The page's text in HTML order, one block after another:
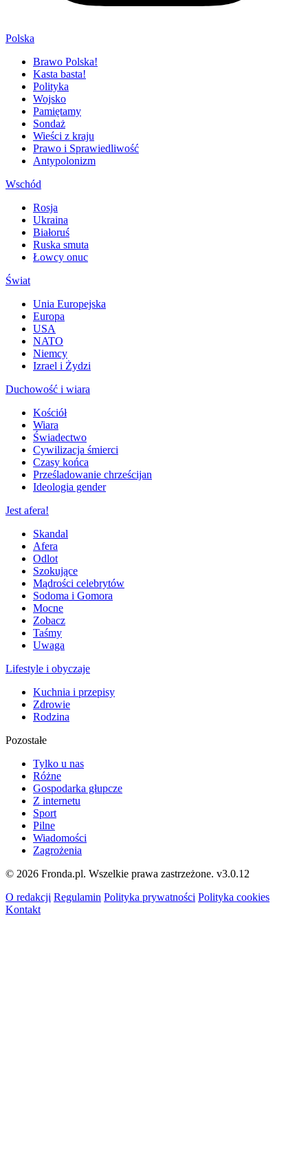
Polska
Brawo Polska!
Kasta basta!
Polityka
Wojsko
Pamiętamy
Sondaż
Wieści z kraju
Prawo i Sprawiedliwość
Antypolonizm
Wschód
Rosja
Ukraina
Białoruś
Ruska smuta
Łowcy onuc
Świat
Unia Europejska
Europa
USA
NATO
Niemcy
Izrael i Żydzi
Duchowość i wiara
Kościół
Wiara
Świadectwo
Cywilizacja śmierci
Czasy końca
Prześladowanie chrześcijan
Ideologia gender
Jest afera!
Skandal
Afera
Odlot
Szokujące
Mądrości celebrytów
Sodoma i Gomora
Mocne
Zobacz
Taśmy
Uwaga
Lifestyle i obyczaje
Kuchnia i przepisy
Zdrowie
Rodzina
Pozostałe
Tylko u nas
Różne
Gospodarka głupcze
Z internetu
Sport
Pilne
Wiadomości
Zagrożenia
© 2026 Fronda.pl. Wszelkie prawa zastrzeżone. v3.0.12
O redakcji Regulamin Polityka prywatności Polityka cookies
Kontakt